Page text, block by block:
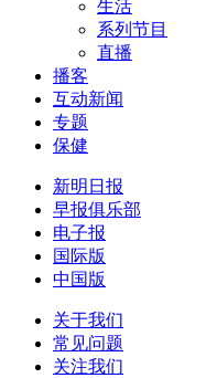
生活
系列节目
直播
播客
互动新闻
专题
保健
新明日报
早报俱乐部
电子报
国际版
中国版
关于我们
常见问题
关注我们